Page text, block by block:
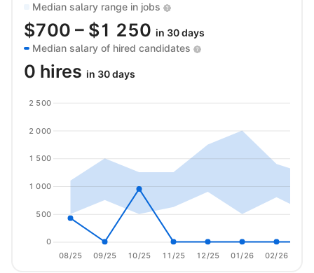
Median salary range in jobs
$700 – $1 250 in 30 days
Median salary of hired candidates
0 hires in 30 days
08/25 09/25 10/25 11/25 12/25 01/26 02/26
0
500
1 000
1 500
2 000
2 500